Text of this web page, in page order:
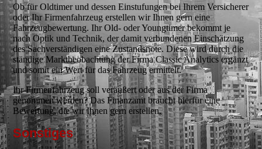
Ob für Oldtimer und dessen Einstufungen bei Ihrem Versicherer
oder Ihr Firmenfahrzeug erstellen wir Ihnen gern eine
Fahrzeugbewertung. Ihr Old- oder Youngtimer bekommt je
nach Optik und Technik, der damit verbundenen Einschätzung
des Sachverständigen eine Zustandsnote. Diese wird durch die
ständige Marktbeobachtung der Firma Classic Analytics ergänzt
und somit ein Wert für das Fahrzeug ermittelt.
Ihr Firmenfahrzeug soll veräußert oder aus der Firma
genommen werden? Das Finanzamt braucht hierfür eine
Bewertung, die wir Ihnen gern erstellen.
Sonstiges